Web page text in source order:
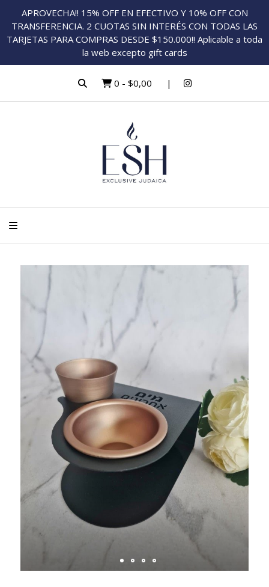
APROVECHA!! 15% OFF EN EFECTIVO Y 10% OFF CON
TRANSFERENCIA. 2 CUOTAS SIN INTERÉS CON TODAS LAS
TARJETAS PARA COMPRAS DESDE $150.000!! Aplicable a toda
la web excepto gift cards
0 - $0,00